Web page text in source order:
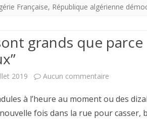
avons
gardé
Française, République algérienne
grands que
2019 Aucun commentaire
:
à l’heure au moment ou des
fois dans la rue pour